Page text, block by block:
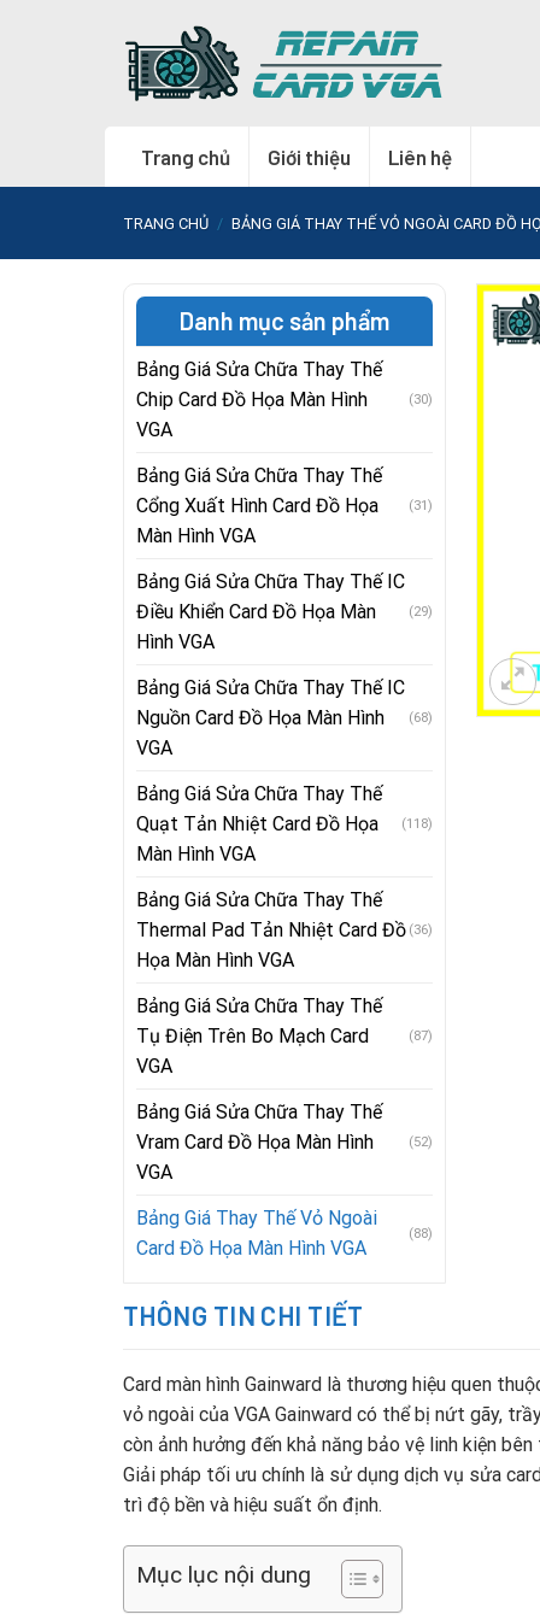
Trang chủ Giới thiệu Liên hệ
TRANG CHỦ / BẢNG GIÁ THAY THẾ VỎ NGOÀI CARD ĐỒ
Danh mục sản phẩm
Bảng Giá Sửa Chữa Thay Thế
Chip Card Đồ Họa Màn Hình
VGA
(30)
Bảng Giá Sửa Chữa Thay Thế
Cổng Xuất Hình Card Đồ Họa
Màn Hình VGA
(31)
Bảng Giá Sửa Chữa Thay Thế IC
Điều Khiển Card Đồ Họa Màn
Hình VGA
(29)
Bảng Giá Sửa Chữa Thay Thế IC
Nguồn Card Đồ Họa Màn Hình
VGA
(68)
Bảng Giá Sửa Chữa Thay Thế
Quạt Tản Nhiệt Card Đồ Họa
Màn Hình VGA
(118)
Bảng Giá Sửa Chữa Thay Thế
Thermal Pad Tản Nhiệt Card Đồ
Họa Màn Hình VGA
(36)
Bảng Giá Sửa Chữa Thay Thế
Tụ Điện Trên Bo Mạch Card
VGA
(87)
Bảng Giá Sửa Chữa Thay Thế
Vram Card Đồ Họa Màn Hình
VGA
(52)
Bảng Giá Thay Thế Vỏ Ngoài
Card Đồ Họa Màn Hình VGA
(88)
THÔNG TIN CHI TIẾT
Card màn hình Gainward là thương hiệu quen
vỏ ngoài của VGA Gainward có thể bị nứt gãy,
còn ảnh hưởng đến khả năng bảo vệ linh kiện bên
Giải pháp tối ưu chính là sử dụng dịch vụ sửa
trì độ bền và hiệu suất ổn định.
Mục lục nội dung